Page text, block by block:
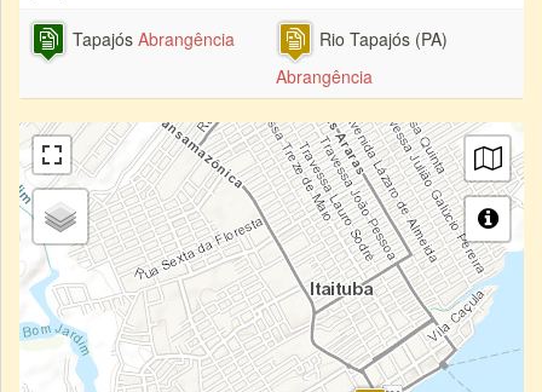
Tapajós Abrangência
Rio Tapajós (PA)
Abrangência